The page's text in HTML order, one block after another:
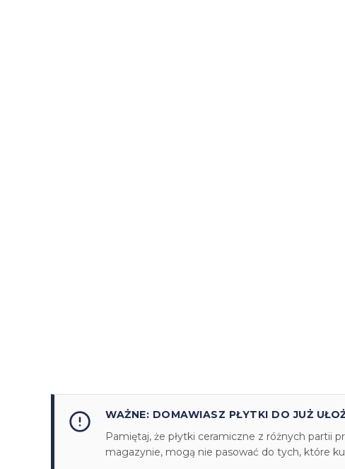
WAŻNE: DOMAWIASZ PŁYTKI DO JUŻ
Pamiętaj, że płytki ceramiczne z różnych partii
magazynie, mogą nie pasować do tych, które